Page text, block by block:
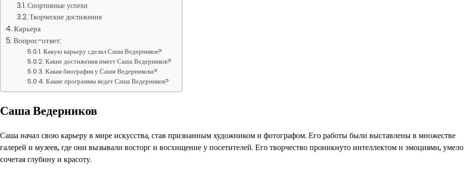
Спортивные успехи
Творческие достижения
Карьера
Вопрос-ответ:
Какую карьеру сделал Саша Ведерников?
Какие достижения имеет Саша Ведерников?
Какая биография у Саши Ведерникова?
Какие программы ведет Саша Ведерников?
Саша Ведерников
Саша начал свою карьеру в мире искусства, став признанным художником и фотографом. Его работы были выставлены в множестве
галерей и музеев, где они вызывали восторг и восхищение у посетителей. Его творчество проникнуто интеллектом и эмоциями, умело
сочетая глубину и красоту.